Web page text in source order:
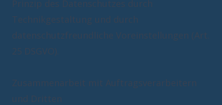
Prinzip des Datenschutzes durch
Technikgestaltung und durch
datenschutzfreundliche Voreinstellungen (Art.
25 DSGVO).
Zusammenarbeit mit Auftragsverarbeitern
und Dritten